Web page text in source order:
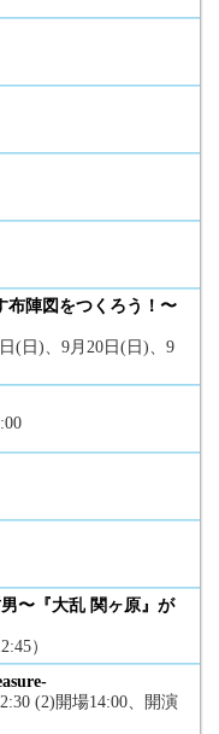
布陣図をつくろう！〜
(日)、9月20日(日)、9
〜『大乱 関ヶ原』が
）
(2)開場14:00、開演